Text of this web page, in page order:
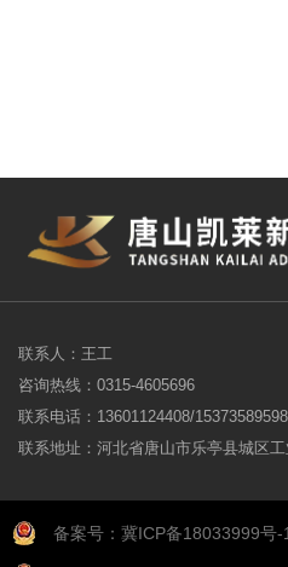
联系人：王工
咨询热线：0315-4605696
联系电话：13601124408/15373589598
联系地址：河北省唐山市乐亭县城区
备案号：冀ICP备18033999号-1